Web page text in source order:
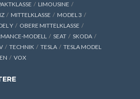
LIMOUSINE
MITTELKLASSE
MODEL 3
Y
OBERE MITTELKLASSE
MODELL SEAT
SKODA
TECHNIK TESLA
TESLA MODEL
VOX